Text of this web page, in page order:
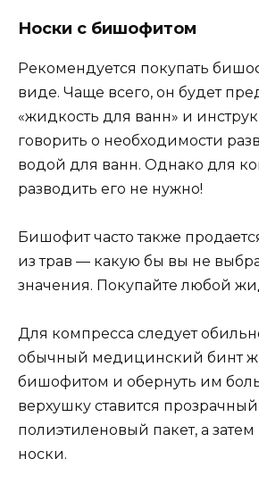
Носки с бишофитом
Рекомендуется покупать
виде. Чаще всего, он будет
«жидкость для ванн» и
говорить о необходимости
водой для ванн. Однако для
разводить его не нужно!
Бишофит часто также
из трав — какую бы вы не
значения. Покупайте любой
Для компресса следует
обычный медицинский бинт
бишофитом и обернуть им
верхушку ставится прозрачный
полиэтиленовый пакет, а
носки.